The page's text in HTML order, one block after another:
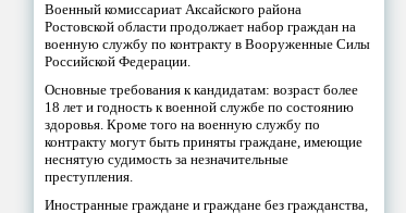
Военный комиссариат Аксайского района
Ростовской области продолжает набор граждан на
военную службу по контракту в Вооруженные Силы
Российской Федерации.
Основные требования к кандидатам: возраст более
18 лет и годность к военной службе по состоянию
здоровья. Кроме того на военную службу по
контракту могут быть приняты граждане, имеющие
неснятую судимость за незначительные
преступления.
Иностранные граждане и граждане без гражданства,